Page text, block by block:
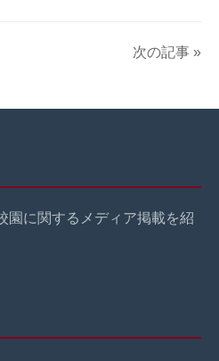
次の記事 »
園に関するメディア掲載を紹